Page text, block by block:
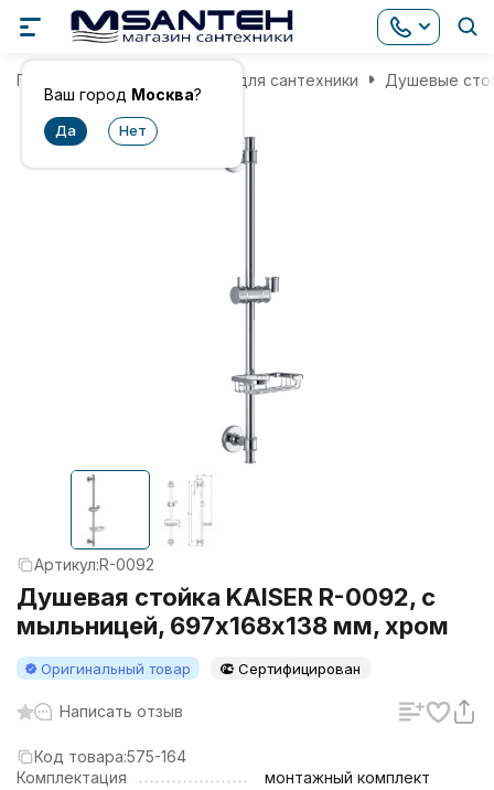
Ваш город Москва?
Главная Комплектующие для сантехники Душевые
Артикул:R-0092
Душевая стойка KAISER R-0092, с
мыльницей, 697х168х138 мм, хром
Оригинальный товар Сертифицирован
Написать отзыв
Код товара:575-164
Комплектация
монтажный комплект